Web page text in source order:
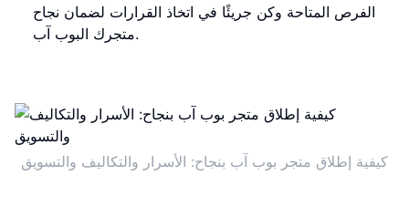
الفرص المتاحة وكن جريئًا في اتخاذ القرارات لضمان نجاح
متجرك البوب آب.
كيفية إطلاق متجر بوب آب بنجاح: الأسرار والتكاليف والتسويق